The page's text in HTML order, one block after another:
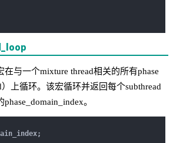
在与一个mixture thread相关的所有phase
）上循环。该宏循环并返回每个subthread
。